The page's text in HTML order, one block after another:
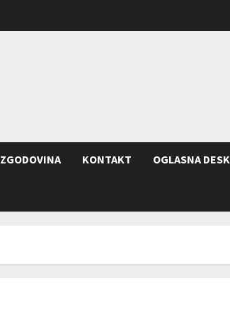
ZGODOVINA KONTAKT OGLASNA